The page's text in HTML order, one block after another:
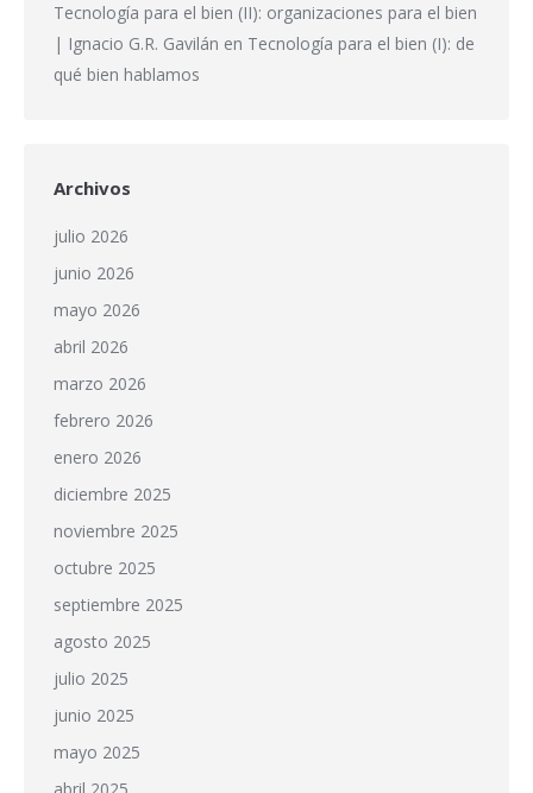
Tecnología para el bien (II): organizaciones para el bien
| Ignacio G.R. Gavilán en Tecnología para el bien (I): de
qué bien hablamos
Archivos
julio 2026
junio 2026
mayo 2026
abril 2026
marzo 2026
febrero 2026
enero 2026
diciembre 2025
noviembre 2025
octubre 2025
septiembre 2025
agosto 2025
julio 2025
junio 2025
mayo 2025